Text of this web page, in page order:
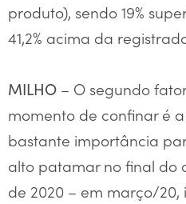
produto), sendo 19%
41,2% acima da
MILHO – O segundo
momento de confinar é
bastante importância
alto patamar no final do
de 2020 – em março/20,